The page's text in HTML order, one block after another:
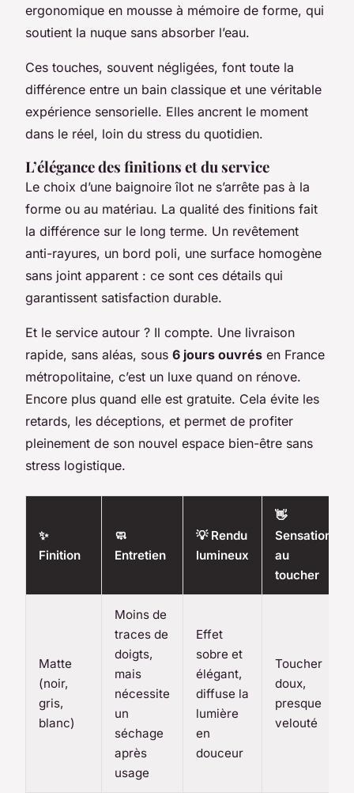
ergonomique en mousse à mémoire de forme, qui
soutient la nuque sans absorber l’eau.
Ces touches, souvent négligées, font toute la
différence entre un bain classique et une véritable
expérience sensorielle. Elles ancrent le moment
dans le réel, loin du stress du quotidien.
L’élégance des finitions et du service
Le choix d’une baignoire îlot ne s’arrête pas à la
forme ou au matériau. La qualité des finitions fait
la différence sur le long terme. Un revêtement
anti-rayures, un bord poli, une surface homogène
sans joint apparent : ce sont ces détails qui
garantissent satisfaction durable.
Et le service autour ? Il compte. Une livraison
rapide, sans aléas, sous 6 jours ouvrés en France
métropolitaine, c’est un luxe quand on rénove.
Encore plus quand elle est gratuite. Cela évite les
retards, les déceptions, et permet de profiter
pleinement de son nouvel espace bien-être sans
stress logistique.
✨
Finition
🧼
Entretien
💡 Rendu
lumineux
👋
Sensation
au
toucher
Matte
(noir,
gris,
blanc)
Moins de
traces de
doigts,
mais
nécessite
un
séchage
après
usage
Effet
sobre et
élégant,
diffuse la
lumière
en
douceur
Toucher
doux,
presque
velouté